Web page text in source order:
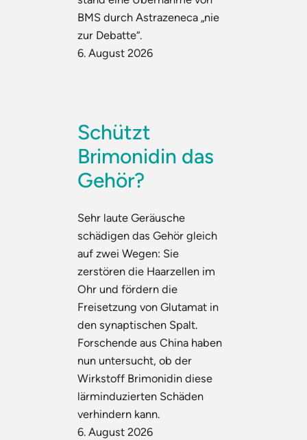
BMS durch Astrazeneca „nie
zur Debatte“.
6. August 2026
Schützt
Brimonidin das
Gehör?
Sehr laute Geräusche
schädigen das Gehör gleich
auf zwei Wegen: Sie
zerstören die Haarzellen im
Ohr und fördern die
Freisetzung von Glutamat in
den synaptischen Spalt.
Forschende aus China haben
nun untersucht, ob der
Wirkstoff Brimonidin diese
lärminduzierten Schäden
verhindern kann.
6. August 2026